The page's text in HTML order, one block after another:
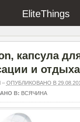
EliteThings
капсула
и отдыха
– ОПУБЛИКОВАНО В
В: ВСЯЧИНА